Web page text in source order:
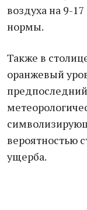
воздуха на 9-
нормы.
Также в
оранжевый
вероятностью
ущерба.